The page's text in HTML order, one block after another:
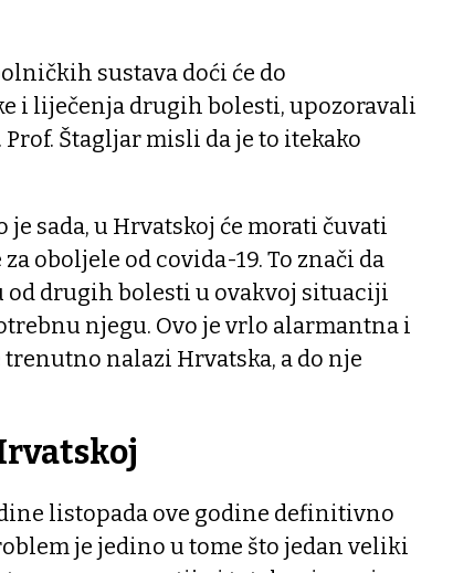
sustava doći će do
i liječenja drugih bolesti, upozoravali
Štagljar misli da je to itekako
sada, u Hrvatskoj će morati čuvati
oboljele od covida-19. To znači da
drugih bolesti u ovakvoj situaciji
njegu. Ovo je vrlo alarmantna i
nalazi Hrvatska, a do nje
listopada ove godine definitivno
je jedino u tome što jedan veliki